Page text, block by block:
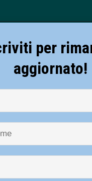
per
aggiornato!